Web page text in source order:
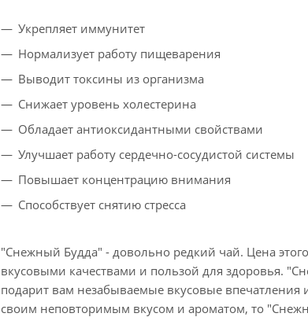
Укрепляет иммунитет
Нормализует работу пищеварения
Выводит токсины из организма
Снижает уровень холестерина
Обладает антиоксидантными свойствами
Улучшает работу сердечно-сосудистой системы
Повышает концентрацию внимания
Способствует снятию стресса
"Снежный Будда" - довольно редкий чай. Цена
вкусовыми качествами и пользой для здоровья.
подарит вам незабываемые вкусовые
своим неповторимым вкусом и ароматом, то